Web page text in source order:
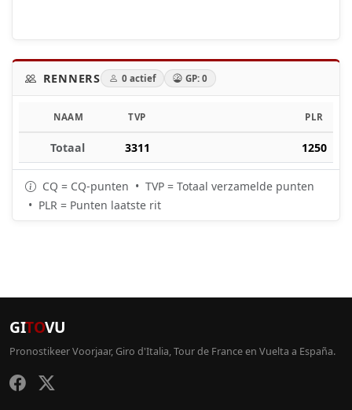
RENNERS 0 actief GP: 0
NAAM TVP PLR
Totaal 3311 1250
CQ = CQ-punten • TVP = Totaal verzamelde punten
• PLR = Punten laatste rit
GITOVU
Pronostikeer Voorjaar, Giro d'Italia, Tour de France en Vuelta a España.